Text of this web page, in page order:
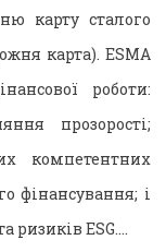
карту сталого
карта). ESMA
роботи:
прозорості;
компетентних
фінансування; і
ризиків ESG….